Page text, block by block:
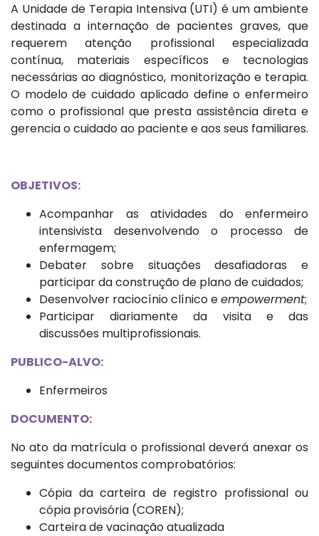
A Unidade de Terapia Intensiva (UTI) é um ambiente
destinada a internação de pacientes graves, que
requerem atenção profissional especializada
contínua, materiais específicos e tecnologias
necessárias ao diagnóstico, monitorização e terapia.
O modelo de cuidado aplicado define o enfermeiro
como o profissional que presta assistência direta e
gerencia o cuidado ao paciente e aos seus familiares.
OBJETIVOS:
Acompanhar as atividades do enfermeiro
intensivista desenvolvendo o processo de
enfermagem;
Debater sobre situações desafiadoras e
participar da construção de plano de cuidados;
Desenvolver raciocínio clínico eempowerment;
Participar diariamente da visita e das
discussões multiprofissionais.
PUBLICO-ALVO:
Enfermeiros
DOCUMENTO:
No ato da matrícula o profissional deverá anexar os
seguintes documentos comprobatórios:
Cópia da carteira de registro profissional ou
cópia provisória (COREN);
Carteira de vacinação atualizada